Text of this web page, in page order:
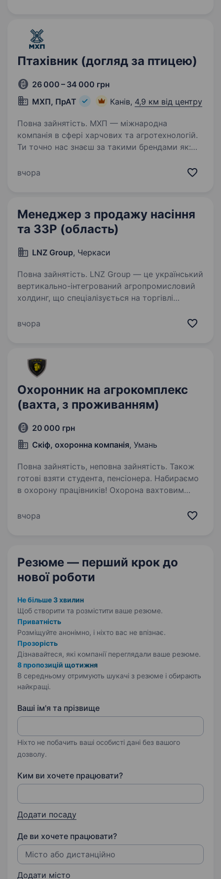
Птахівник (догляд за птицею)
26 000 – 34 000 грн
МХП, ПрАТ
Канів, 4,9 км від центру
Повна зайнятість. МХП — міжнародна
компанія в сфері харчових та агротехнологій.
Ти точно нас знаєш за такими брендами як:
«Бащинський», «Легко!», «Секрети Шефа».
вчора
Менеджер з продажу насіння
та ЗЗР (область)
LNZ Group, Черкаси
Повна зайнятість. LNZ Group — це український
вертикально-інтегрований агропромисловий
холдинг, що спеціалізується на торгівлі
рослин, вирощуванні зернових та технічних
вчора
Охоронник на агрокомплекс
(вахта, з проживанням)
20 000 грн
Скіф, охоронна компанія, Умань
Повна зайнятість, неповна зайнятість. Також
готові взяти студента, пенсіонера. Набираємо
в охорону працівників! Охорона вахтовим
склади, агропідприємства по Уманському
вчора
Резюме — перший крок до
нової роботи
Не більше 3 хвилин
Щоб створити та розмістити ваше резюме.
Приватність
Розміщуйте анонімно, і ніхто вас не впізнає.
Прозорість
Дізнавайтеся, які компанії переглядали ваше резюме.
8 пропозицій щотижня
В середньому отримують шукачі з резюме і обирають
найкращі.
Ваші ім'я та прізвище
Ніхто не побачить ваші особисті дані без вашого
дозволу.
Ким ви хочете працювати?
Додати посаду
Де ви хочете працювати?
Додати місто